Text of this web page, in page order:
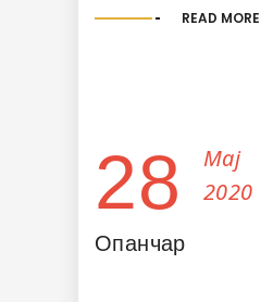
READ MORE
28
Мај
2020
Опанчар